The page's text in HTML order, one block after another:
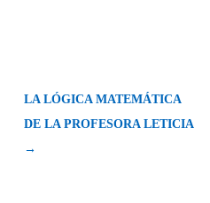
LA LÓGICA MATEMÁTICA
DE LA PROFESORA LETICIA
→